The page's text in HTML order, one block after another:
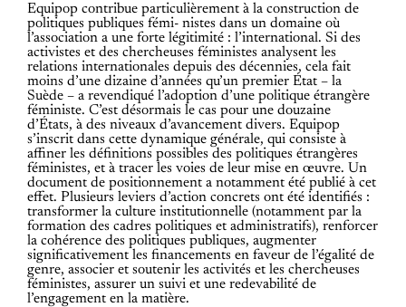
Equipop contribue particulièrement à la construction de
politiques publiques fémi- nistes dans un domaine où
l’association a une forte légitimité : l’international. Si des
activistes et des chercheuses féministes analysent les
relations internationales depuis des décennies, cela fait
moins d’une dizaine d’années qu’un premier État – la
Suède – a revendiqué l’adoption d’une politique étrangère
féministe. C’est désormais le cas pour une douzaine
d’États, à des niveaux d’avancement divers. Equipop
s’inscrit dans cette dynamique générale, qui consiste à
affiner les définitions possibles des politiques étrangères
féministes, et à tracer les voies de leur mise en œuvre. Un
document de positionnement a notamment été publié à cet
effet. Plusieurs leviers d’action concrets ont été identifiés :
transformer la culture institutionnelle (notamment par la
formation des cadres politiques et administratifs), renforcer
la cohérence des politiques publiques, augmenter
significativement les financements en faveur de l’égalité de
genre, associer et soutenir les activités et les chercheuses
féministes, assurer un suivi et une redevabilité de
l’engagement en la matière.